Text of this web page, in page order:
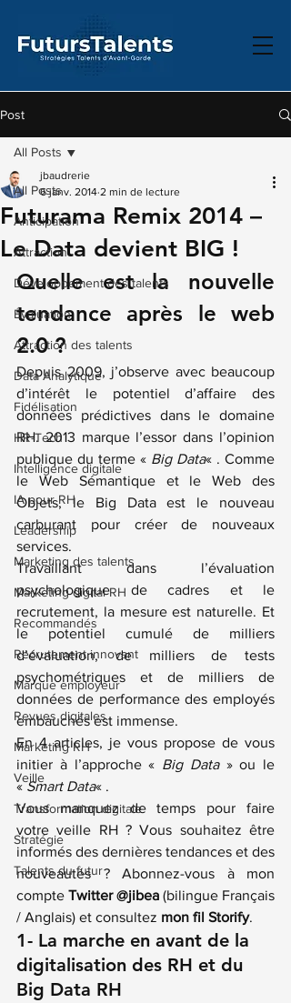
Post
All Posts
Anticipation
Attraction
Développement des talents
Évaluation
Attraction des talents
Data Analytique
Fidélisation
HR-Tech
Intelligence digitale
IA pour RH
Leadership
Marketing des talents
Marketing digital RH
Recommandés
Recrutement innovant
Marque employeur
Revues digitales
Marketing RH
Veille
Transformation digitale
Stratégie
Talents du futur
All Posts
Futurama Remix 2014 –
Le Data devient BIG !
jbaudrerie
6 janv. 2014 2 min de lecture
Quelle est la nouvelle
tendance après le web
2.0 ?
Depuis 2009, j’observe avec beaucoup
d’intérêt le potentiel d’affaire des
données prédictives dans le domaine
RH. 2013 marque l’essor dans l’opinion
publique du terme « Big Data« . Comme
le Web Sémantique et le Web des
Objets, le Big Data est le nouveau
carburant pour créer de nouveaux
services.
Travaillant dans l’évaluation
psychologique de cadres et le
recrutement, la mesure est naturelle. Et
le potentiel cumulé de milliers
d’évaluation, de milliers de tests
psychométriques et de milliers de
données de performance des employés
embauchés est immense.
En 4 articles, je vous propose de vous
initier à l’approche « Big Data » ou le
« Smart Data« .
Vous manquez de temps pour faire
votre veille RH ? Vous souhaitez être
informés des dernières tendances et des
nouveautés ? Abonnez-vous à mon
compte Twitter @jibea (bilingue Français
/ Anglais) et consultez mon fil Storify.
1- La marche en avant de la
digitalisation des RH et du
Big Data RH